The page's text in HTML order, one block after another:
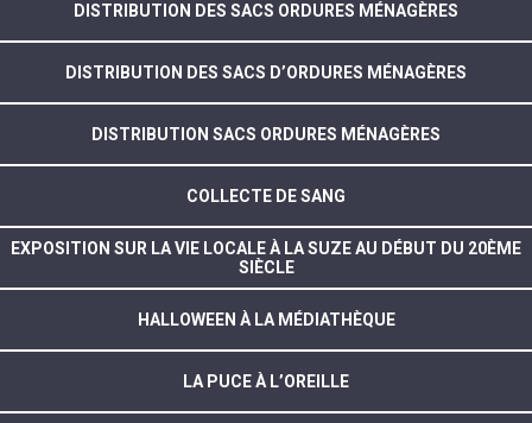
DISTRIBUTION DES SACS ORDURES MÉNAGÈRES
DISTRIBUTION DES SACS D’ORDURES MÉNAGÈRES
DISTRIBUTION SACS ORDURES MÉNAGÈRES
COLLECTE DE SANG
EXPOSITION SUR LA VIE LOCALE À LA SUZE AU DÉBUT DU 20ÈME
SIÈCLE
HALLOWEEN À LA MÉDIATHÈQUE
LA PUCE À L’OREILLE